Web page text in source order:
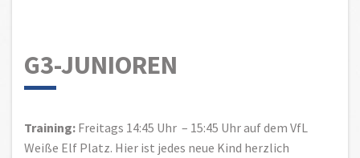
G3-JUNIOREN
Training: Freitags 14:45 Uhr – 15:45 Uhr auf dem VfL
Weiße Elf Platz. Hier ist jedes neue Kind herzlich